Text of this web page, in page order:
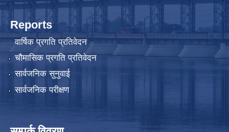
Reports
वार्षिक प्रगति प्रतिवेदन
चौमासिक प्रगति प्रतिवेदन
सार्वजनिक सुनुवाई
सार्वजनिक परीक्षण